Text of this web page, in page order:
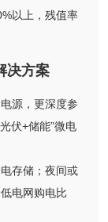
以上，残值率
决方案
源，更深度参
伏+储能”微电
存储；夜间或
电网购电比